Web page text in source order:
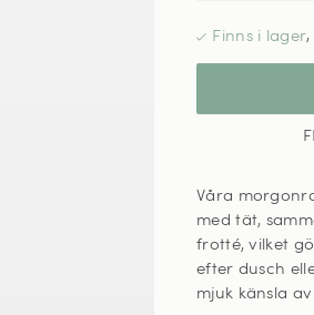
,
Våra
med tät,
frotté, vilket
efter dusch
mjuk känsla